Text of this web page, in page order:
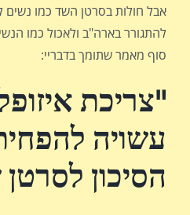
אבל חולות בסרטן השד כמו נשים
להתגורר בארה"ב ולאכול כמו
סוף מאמר שתומך בדבריי:
"צריכת
עשויה
הסיכון